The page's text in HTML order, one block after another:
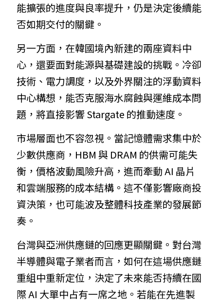
能擴張的進度與良率提升，仍是決定後續能
否如期交付的關鍵。
另一方面，在韓國境內新建的兩座資料中
心，還要面對能源與基礎建設的挑戰。冷卻
技術、電力調度，以及外界關注的浮動資料
中心構想，能否克服海水腐蝕與運維成本問
題，將直接影響 Stargate 的推動速度。
市場層面也不容忽視。當記憶體需求集中於
少數供應商，HBM 與 DRAM 的供需可能失
衡，價格波動風險升高，進而牽動 AI 晶片
和雲端服務的成本結構。這不僅影響廠商投
資決策，也可能波及整體科技產業的發展節
奏。
台灣與亞洲供應鏈的回應更顯關鍵。對台灣
半導體與電子業者而言，如何在這場供應鏈
重組中重新定位，決定了未來能否持續在國
際 AI 大單中占有一席之地。若能在先進製